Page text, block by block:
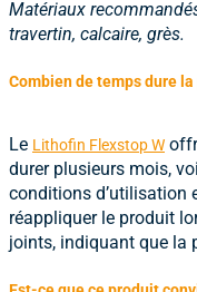
Matériaux
travertin, calcaire, grès.
Combien de temps dure
Le Lithofin Flexstop W
durer plusieurs mois,
conditions d’utilisation
réappliquer le produit
joints, indiquant que la